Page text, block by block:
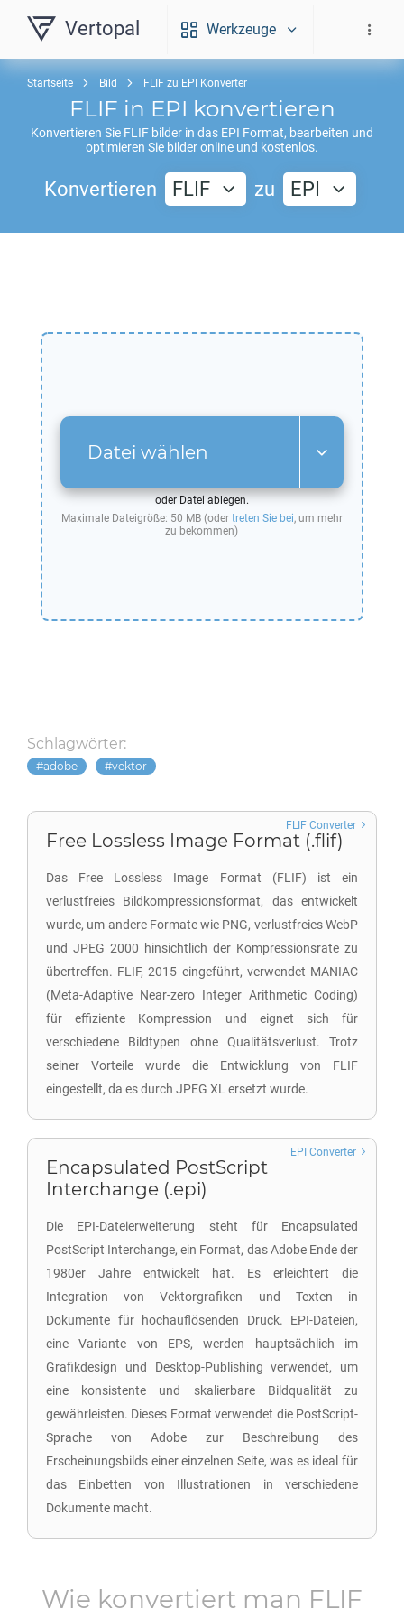
Vertopal Werkzeuge
Startseite Bild FLIF zu EPI Konverter
FLIF in EPI konvertieren
Konvertieren Sie FLIF bilder in das EPI Format, bearbeiten und
optimieren Sie bilder online und kostenlos.
Konvertieren FLIF zu EPI
Datei wählen
oder Datei ablegen.
Maximale Dateigröße: 50 MB (oder treten Sie bei, um mehr
zu bekommen)
Schlagwörter:
adobe vektor
Free Lossless Image Format (.flif)
Das Free Lossless Image Format (FLIF) ist ein
verlustfreies Bildkompressionsformat, das entwickelt
wurde, um andere Formate wie PNG, verlustfreies WebP
und JPEG 2000 hinsichtlich der Kompressionsrate zu
übertreffen. FLIF, 2015 eingeführt, verwendet MANIAC
(Meta-Adaptive Near-zero Integer Arithmetic Coding)
für effiziente Kompression und eignet sich für
verschiedene Bildtypen ohne Qualitätsverlust. Trotz
seiner Vorteile wurde die Entwicklung von FLIF
eingestellt, da es durch JPEG XL ersetzt wurde.
FLIF Converter
Encapsulated PostScript
Interchange (.epi)
Die EPI-Dateierweiterung steht für Encapsulated
PostScript Interchange, ein Format, das Adobe Ende der
1980er Jahre entwickelt hat. Es erleichtert die
Integration von Vektorgrafiken und Texten in
Dokumente für hochauflösenden Druck. EPI-Dateien,
eine Variante von EPS, werden hauptsächlich im
Grafikdesign und Desktop-Publishing verwendet, um
eine konsistente und skalierbare Bildqualität zu
gewährleisten. Dieses Format verwendet die PostScript-
Sprache von Adobe zur Beschreibung des
Erscheinungsbilds einer einzelnen Seite, was es ideal für
das Einbetten von Illustrationen in verschiedene
Dokumente macht.
EPI Converter
Wie konvertiert man FLIF